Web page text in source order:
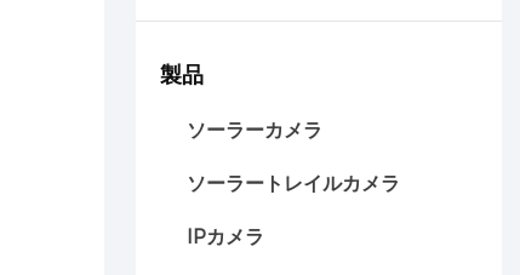
製品
ソーラーカメラ
ソーラートレイルカメラ
IPカメラ